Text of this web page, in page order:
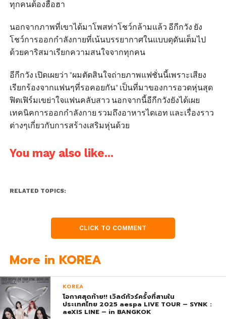
ทุกคนต้องฮือฮา
นอกจากภาพที่เขาได้มาโพสท่าโชว์กล้ามแล้ว อีกีกวัง ยัง
โชว์การออกกำลังกายที่เน้นบรรยากาศในแบบดุดันเต็มไป
ด้วยคาริสมาเรียกความสนใจจากทุกคน
อีกีกวัง เปิดเผยว่า "ผมตัดสินใจถ่ายภาพแฟชั่นนี้เพราะเสียง
เรียกร้องจากแฟนๆที่รอคอยกัน" เป็นที่มาของการอวดหุ่นสุด
ฟิตเฟิร์มเขย่าใจแฟนคลับสาว นอกจากนี้อีกีกวังยังได้เผย
เทคนิคการออกกำลังกาย รวมถึงอาหารไดเอท และเรื่องราว
ต่างๆเกี่ยวกับการสร้างเสริมหุ่นด้วย
You may also like...
RELATED TOPICS:
CLICK TO COMMENT
More in KOREA
KOREA
โอกาศสุดท้าย!! เวิลด์ทัวร์ครั้งที่สามใน
ประเทศไทย 2025 aespa LIVE TOUR – SYNK :
aeXIS LINE – in BANGKOK